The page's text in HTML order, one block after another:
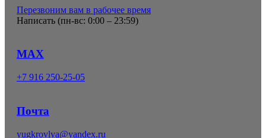
Перезвоним вам в рабочее время
Написать (пн-вс: 0:00 – 23:59)
MAX
+7 916 250-25-05
Почта
yugkrovlya@yandex.ru